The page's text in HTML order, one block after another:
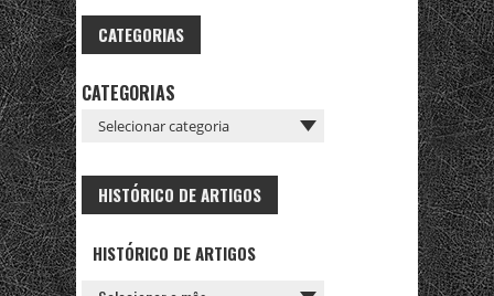
CATEGORIAS
CATEGORIAS
HISTÓRICO DE ARTIGOS
HISTÓRICO DE ARTIGOS